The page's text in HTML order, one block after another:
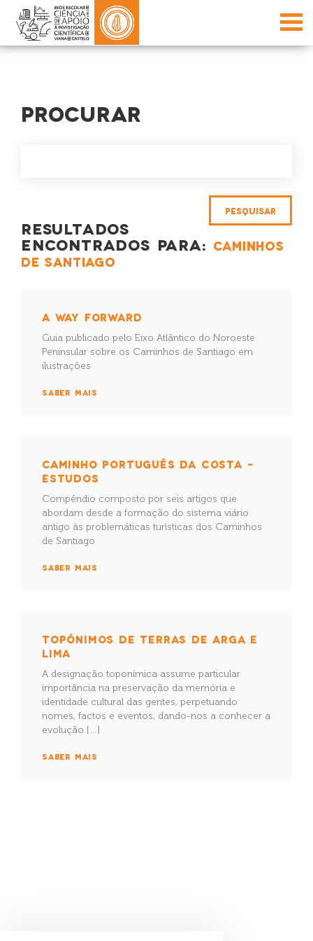
PROCURAR
RESULTADOS
ENCONTRADOS PARA: CAMINHOS
DE SANTIAGO
A WAY FORWARD
Guia publicado pelo Eixo Atlântico do Noroeste
Peninsular sobre os Caminhos de Santiago em
ilustrações
SABER MAIS
CAMINHO PORTUGUÊS DA COSTA –
ESTUDOS
Compêndio composto por seis artigos que
abordam desde a formação do sistema viário
antigo às problemáticas turísticas dos Caminhos
de Santiago
SABER MAIS
TOPÓNIMOS DE TERRAS DE ARGA E
LIMA
A designação toponímica assume particular
importância na preservação da memória e
identidade cultural das gentes, perpetuando
nomes, factos e eventos, dando-nos a conhecer a
evolução […]
SABER MAIS